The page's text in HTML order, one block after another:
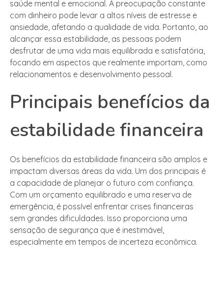
saúde mental e emocional. A preocupação constante
com dinheiro pode levar a altos níveis de estresse e
ansiedade, afetando a qualidade de vida. Portanto, ao
alcançar essa estabilidade, as pessoas podem
desfrutar de uma vida mais equilibrada e satisfatória,
focando em aspectos que realmente importam, como
relacionamentos e desenvolvimento pessoal.
Principais benefícios da
estabilidade financeira
Os benefícios da estabilidade financeira são amplos e
impactam diversas áreas da vida. Um dos principais é
a capacidade de planejar o futuro com confiança.
Com um orçamento equilibrado e uma reserva de
emergência, é possível enfrentar crises financeiras
sem grandes dificuldades. Isso proporciona uma
sensação de segurança que é inestimável,
especialmente em tempos de incerteza econômica.